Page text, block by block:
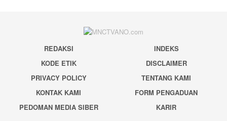
REDAKSI
INDEKS
KODE ETIK
DISCLAIMER
PRIVACY POLICY
TENTANG KAMI
KONTAK KAMI
FORM PENGADUAN
PEDOMAN MEDIA SIBER
KARIR